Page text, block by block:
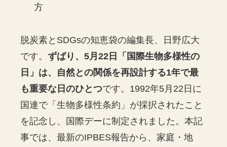
方
脱炭素とSDGsの知恵袋の編集長、日野広大
です。ずばり、5月22日「国際生物多様性の
日」は、自然との関係を再設計する1年で最
も重要な日のひとつです。1992年5月22日に
国連で「生物多様性条約」が採択されたこと
を記念し、国際デーに制定されました。本記
事では、最新のIPBES報告から、家庭・地